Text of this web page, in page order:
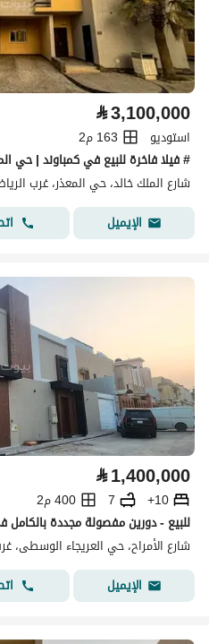
⃁3,100,000
استوديو
163 م2
# فيلا فاخرة للبيع في كمباوند | حي
شارع الملك خالد، حي المعذر، غرب
الإيميل
⃁1,400,000
10+
7
400 م2
للبيع - دورين مفصولة مجددة
شارع الأمراح، حي العريجاء الوسطى،
الإيميل